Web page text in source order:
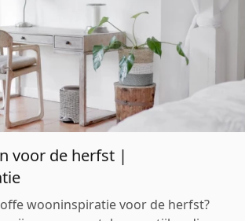
voor de herfst |
wooninspiratie voor de herfst?